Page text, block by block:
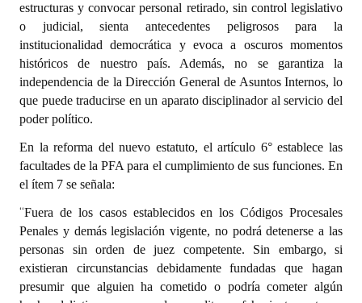
Resoluciones
Resoluciones de Presidencia
INSTITUCIONAL
Antiguos Pobladores
Noticias Destacadas
Registros y Distinciones
Datos Históricos
Premio al Mérito - Registro
Audiencias Públicas - Registro
estructuras y convocar personal retirado, sin control legislativo
o judicial, sienta antecedentes peligrosos para la
institucionalidad democrática y evoca a oscuros momentos
históricos de nuestro país. Además, no se garantiza la
independencia de la Dirección General de Asuntos Internos, lo
que puede traducirse en un aparato disciplinador al servicio del
poder político.
En la reforma del nuevo estatuto, el artículo 6° establece las
facultades de la PFA para el cumplimiento de sus funciones. En
el ítem 7 se señala:
“Fuera de los casos establecidos en los Códigos Procesales
Penales y demás legislación vigente, no podrá detenerse a las
personas sin orden de juez competente. Sin embargo, si
existieran circunstancias debidamente fundadas que hagan
presumir que alguien ha cometido o podría cometer algún